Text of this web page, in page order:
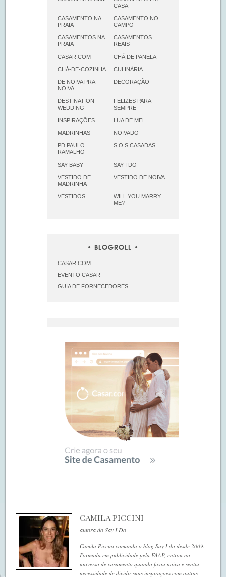
CASA
CASAMENTO NA
PRAIA
CASAMENTO NO
CAMPO
CASAMENTOS NA
PRAIA
CASAMENTOS
REAIS
CASAR.COM CHÁ DE PANELA
CHÁ-DE-COZINHA CULINÁRIA
DE NOIVA PRA
NOIVA
DECORAÇÃO
DESTINATION
WEDDING
FELIZES PARA
SEMPRE
INSPIRAÇÕES LUA DE MEL
MADRINHAS NOIVADO
PD PAULO
RAMALHO
S.O.S CASADAS
SAY BABY SAY I DO
VESTIDO DE
MADRINHA
VESTIDO DE NOIVA
VESTIDOS
WILL YOU MARRY
ME?
BLOGROLL
CASAR.COM
EVENTO CASAR
GUIA DE FORNECEDORES
CAMILA PICCINI
autora do Say I Do
Camila Piccini comanda o blog Say I do desde 2009.
Formada em publicidade pela FAAP, entrou no
universo de casamento quando ficou noiva e sentiu
necessidade de dividir suas inspirações com outras